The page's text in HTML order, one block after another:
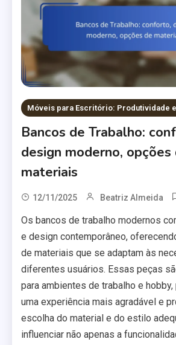
Móveis para Escritório: Produtividade
Bancos de Trabalho:
design moderno, opções
materiais
12/11/2025 Beatriz Almeida
Os bancos de trabalho modernos
e design contemporâneo,
de materiais que se adaptam às
diferentes usuários. Essas peças
para ambientes de trabalho e
uma experiência mais agradável e
escolha do material e do estilo
influenciar não apenas a